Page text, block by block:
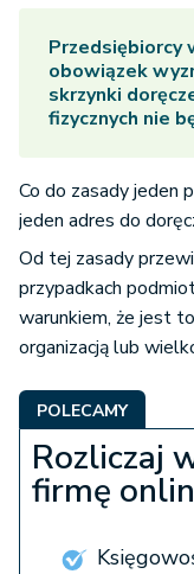
Przedsiębiorcy
obowiązek
skrzynki
fizycznych nie
Co do zasady jeden
jeden adres do
Od tej zasady
przypadkach
warunkiem, że jest
organizacją lub
POLECAMY
Rozliczaj
firmę